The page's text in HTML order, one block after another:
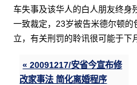
车失事及该华人的白人朋友终身
一致裁定，23岁被告米德尔顿
立，有关刑罚的聆讯很可能于下
« 20091217/安省今宣布修
改家事法 简化离婚程序